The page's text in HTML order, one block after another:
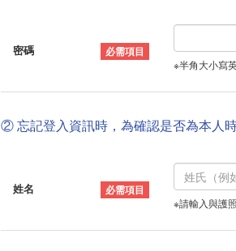
密碼
※半角大小寫
② 忘記登入資訊時，為確認是否為本人
姓名
※請輸入與護